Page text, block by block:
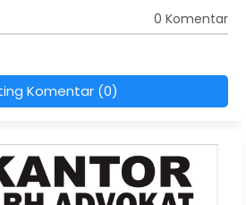
0 Komentar
Komentar (0)